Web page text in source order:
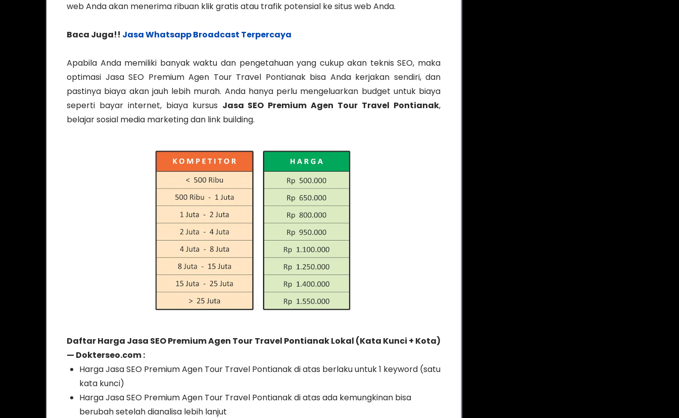
web Anda akan menerima ribuan klik gratis atau trafik potensial ke situs web Anda.
Baca Juga!! Jasa Whatsapp Broadcast Terpercaya
Apabila Anda memiliki banyak waktu dan pengetahuan yang cukup akan teknis SEO, maka
optimasi Jasa SEO Premium Agen Tour Travel Pontianak bisa Anda kerjakan sendiri, dan
pastinya biaya akan jauh lebih murah. Anda hanya perlu mengeluarkan budget untuk biaya
seperti bayar internet, biaya kursus Jasa SEO Premium Agen Tour Travel Pontianak,
belajar sosial media marketing dan link building.
Daftar Harga Jasa SEO Premium Agen Tour Travel Pontianak Lokal (Kata Kunci + Kota)
— Dokterseo.com :
Harga Jasa SEO Premium Agen Tour Travel Pontianak di atas berlaku untuk 1 keyword (satu
kata kunci)
Harga Jasa SEO Premium Agen Tour Travel Pontianak di atas ada kemungkinan bisa
berubah setelah dianalisa lebih lanjut